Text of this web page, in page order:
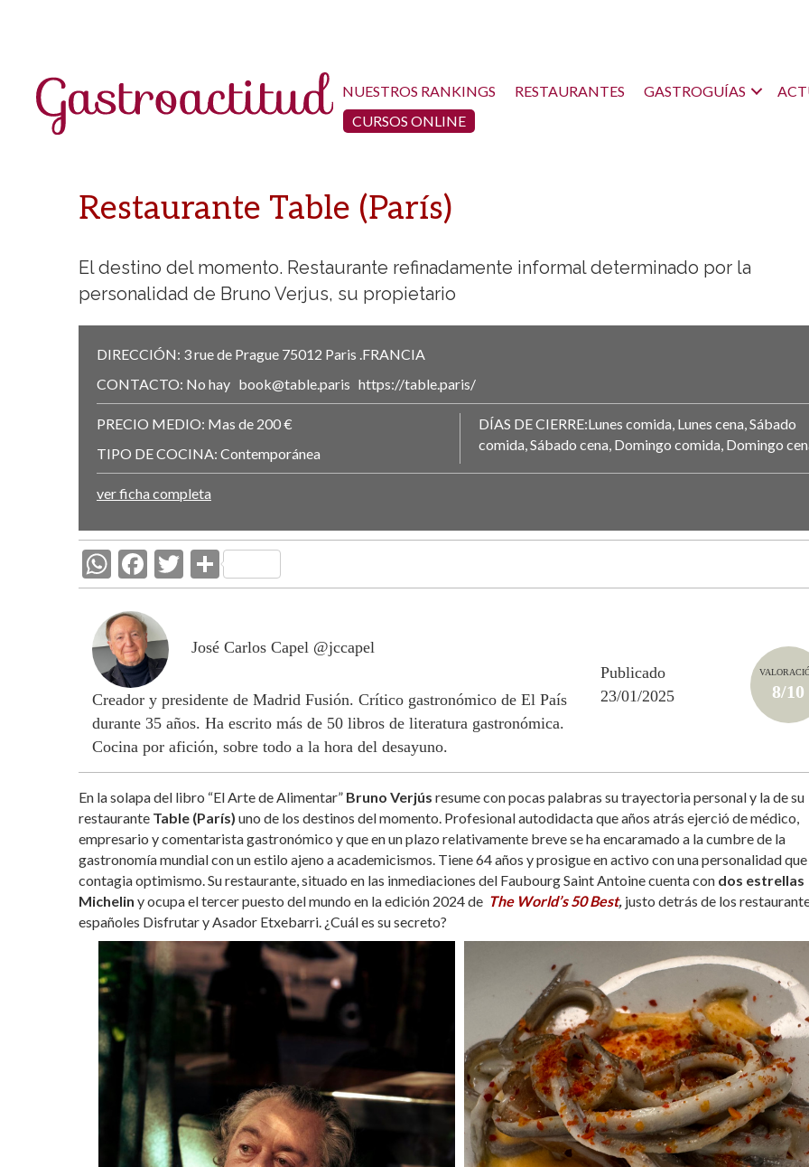
NUESTROS RANKINGS RESTAURANTES GASTROGUÍAS
CURSOS ONLINE
Restaurante Table (París)
El destino del momento. Restaurante refinadamente informal determinado por la
personalidad de Bruno Verjus, su propietario
DIRECCIÓN: 3 rue de Prague 75012 Paris FRANCIA
CONTACTO: No hay book@table.paris https://table.paris/
PRECIO MEDIO: Mas de 200 €
TIPO DE COCINA: Contemporánea
DÍAS DE CIERRE:Lunes comida, Lunes cena, Sábado
comida, Sábado cena, Domingo comida, Domingo
ver ficha completa
W
h
at
s
A
p
p
F
ac
e
b
o
o
k
T
w
er
C
o
p
ti
r
José Carlos Capel @jccapel
Creador y presidente de Madrid Fusión. Crítico gastronómico de El País
durante 35 años. Ha escrito más de 50 libros de literatura gastronómica.
Cocina por afición, sobre todo a la hora del desayuno.
Publicado
23/01/2025
8/10
En la solapa del libro “El Arte de Alimentar” Bruno Verjús resume con pocas palabras su trayectoria personal y la de su
restaurante Table (París) uno de los destinos del momento. Profesional autodidacta que años atrás ejerció de médico,
empresario y comentarista gastronómico y que en un plazo relativamente breve se ha encaramado a la cumbre de la
gastronomía mundial con un estilo ajeno a academicismos. Tiene 64 años y prosigue en activo con una personalidad que
contagia optimismo. Su restaurante, situado en las inmediaciones del Faubourg Saint Antoine cuenta con dos estrellas
Michelin y ocupa el tercer puesto del mundo en la edición 2024 de The World’s 50 Best, justo detrás de los
españoles Disfrutar y Asador Etxebarri. ¿Cuál es su secreto?